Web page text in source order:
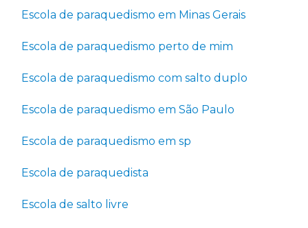
Escola de paraquedismo em Minas Gerais
Escola de paraquedismo perto de mim
Escola de paraquedismo com salto duplo
Escola de paraquedismo em São Paulo
Escola de paraquedismo em sp
Escola de paraquedista
Escola de salto livre